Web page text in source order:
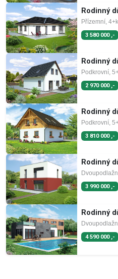
Rodinný
Přízemní,
3 580 000 ,-
Rodinný
Podkrovní,
2 970 000 ,-
Rodinný
Podkrovní,
3 810 000 ,-
Rodinný
3 990 000 ,-
Rodinný
4 590 000 ,-